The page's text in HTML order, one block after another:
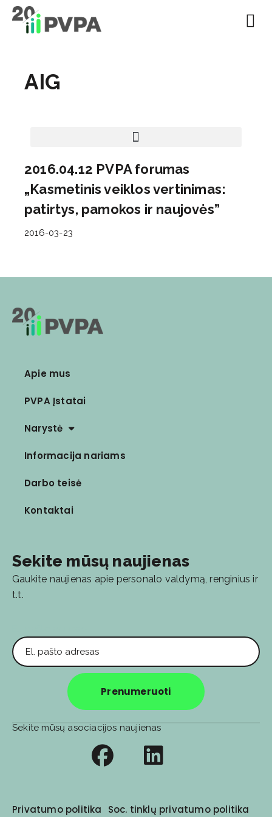
AIG
2016.04.12 PVPA forumas
„Kasmetinis veiklos vertinimas:
patirtys, pamokos ir naujovės”
2016-03-23
Apie mus
PVPA Įstatai
Narystė
Informacija nariams
Darbo teisė
Kontaktai
Sekite mūsų naujienas
Gaukite naujienas apie personalo valdymą, renginius ir
t.t.
Prenumeruoti
Privatumo politika Soc. tinklų privatumo politika
Sekite mūsų asociacijos naujienas